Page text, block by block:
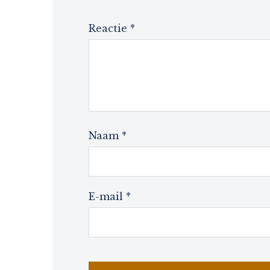
Reactie *
Naam *
E-mail *